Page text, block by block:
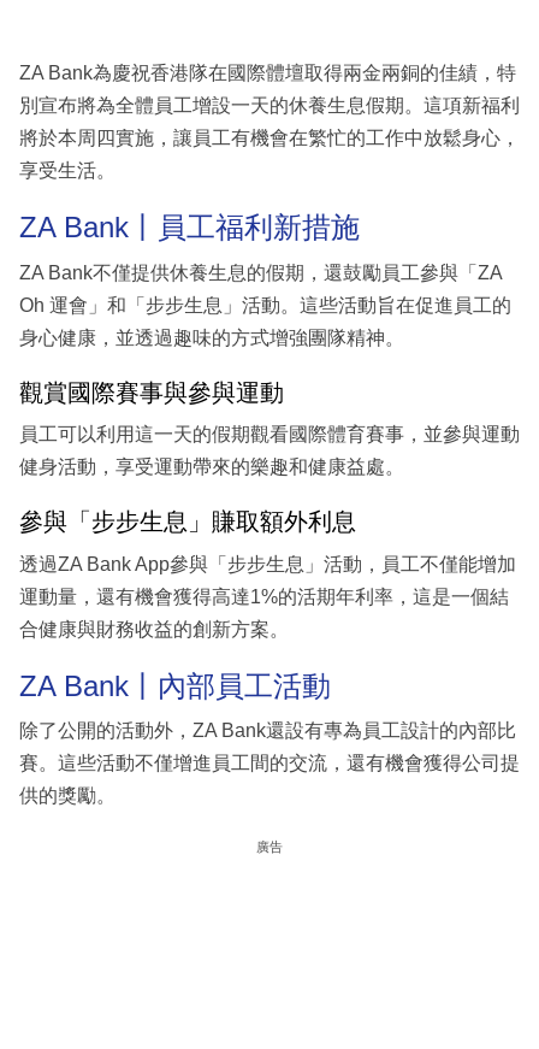
區
ZA Bank為慶祝香港隊在國際體壇取得兩金兩銅的佳績，特
別宣布將為全體員工增設一天的休養生息假期。這項新福利
將於本周四實施，讓員工有機會在繁忙的工作中放鬆身心，
享受生活。
ZA Bank丨員工福利新措施
ZA Bank不僅提供休養生息的假期，還鼓勵員工參與「ZA
Oh 運會」和「步步生息」活動。這些活動旨在促進員工的
身心健康，並透過趣味的方式增強團隊精神。
觀賞國際賽事與參與運動
員工可以利用這一天的假期觀看國際體育賽事，並參與運動
健身活動，享受運動帶來的樂趣和健康益處。
參與「步步生息」賺取額外利息
透過ZA Bank App參與「步步生息」活動，員工不僅能增加
運動量，還有機會獲得高達1%的活期年利率，這是一個結
合健康與財務收益的創新方案。
ZA Bank丨內部員工活動
除了公開的活動外，ZA Bank還設有專為員工設計的內部比
賽。這些活動不僅增進員工間的交流，還有機會獲得公司提
供的獎勵。
廣告